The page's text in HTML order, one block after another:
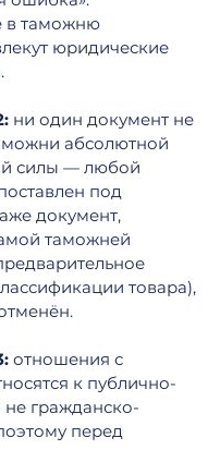
в таможню
юридические
ни один документ не
абсолютной
силы — любой
под
документ,
таможней
товара),
отношения с
к публично-
гражданско-
перед